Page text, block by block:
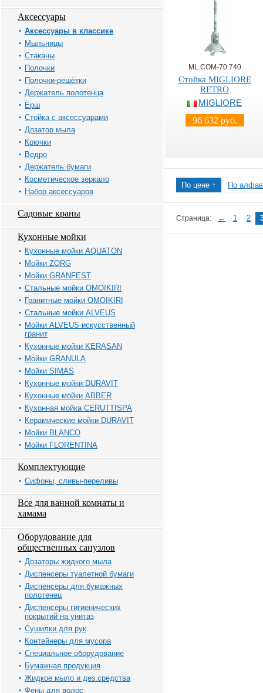
Аксессуары
Аксессуары в классике
Мыльницы
Стаканы
Полочки
Полочки-решётки
Держатель полотенца
Ёрш
Стойка с аксессуарами
Дозатор мыла
Крючки
Ведро
Держатель бумаги
Косметическое зеркало
Набор аксессуаров
Садовые краны
Кухонные мойки
Кухонные мойки AQUATON
Мойки ZORG
Мойки GRANFEST
Стальные мойки OMOIKIRI
Гранитные мойки OMOIKIRI
Стальные мойки ALVEUS
Мойки ALVEUS искусственный
гранит
Кухонные мойки KERASAN
Мойки GRANULA
Мойки SIMAS
Кухонные мойки DURAVIT
Кухонные мойки ABBER
Кухонная мойка CERUTTISPA
Керамические мойки DURAVIT
Мойки BLANCO
Мойки FLORENTINA
Комплектующие
Сифоны, сливы-переливы
Все для ванной комнаты и
хамама
Оборудование для
общественных санузлов
Дозаторы жидкого мыла
Диспенсеры туалетной бумаги
Диспенсеры для бумажных
полотенец
Диспенсеры гигиенических
покрытий на унитаз
Сушилки для рук
Контейнеры для мусора
Специальное оборудование
Бумажная продукция
Жидкое мыло и дез.средства
Фены для волос
ML.COM-70.740
Стойка MIGLIORE
RETRO
MIGLIORE
96 632 руб.
По цене ↑ По
Страница: ← 1 2